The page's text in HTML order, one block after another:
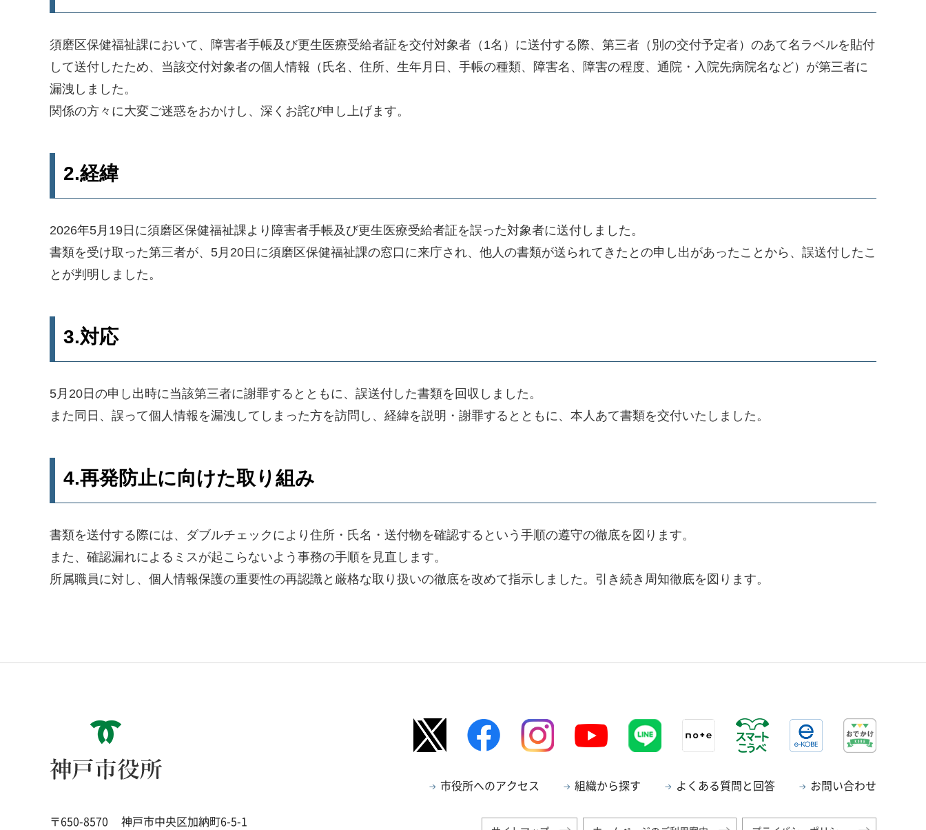
須磨区保健福祉課において、障害者手帳及び更生医療受給者証を交付対象者（1名）に送付する際、第三者（別の交付予定者）のあて名ラベルを貼付
して送付したため、当該交付対象者の個人情報（氏名、住所、生年月日、手帳の種類、障害名、障害の程度、通院・入院先病院名など）が第三者に
漏洩しました。
関係の方々に大変ご迷惑をおかけし、深くお詫び申し上げます。
2.経緯
2026年5月19日に須磨区保健福祉課より障害者手帳及び更生医療受給者証を誤った対象者に送付しました。
書類を受け取った第三者が、5月20日に須磨区保健福祉課の窓口に来庁され、他人の書類が送られてきたとの申し出があったことから、誤送付したこ
とが判明しました。
3.対応
5月20日の申し出時に当該第三者に謝罪するとともに、誤送付した書類を回収しました。
また同日、誤って個人情報を漏洩してしまった方を訪問し、経緯を説明・謝罪するとともに、本人あて書類を交付いたしました。
4.再発防止に向けた取り組み
書類を送付する際には、ダブルチェックにより住所・氏名・送付物を確認するという手順の遵守の徹底を図ります。
また、確認漏れによるミスが起こらないよう事務の手順を見直します。
所属職員に対し、個人情報保護の重要性の再認識と厳格な取り扱いの徹底を改めて指示しました。引き続き周知徹底を図ります。
神戸市役所
〒650-8570 神戸市中央区加納町6-5-1
市役所へのアクセス 組織から探す よくある質問と回答 お問い合わせ